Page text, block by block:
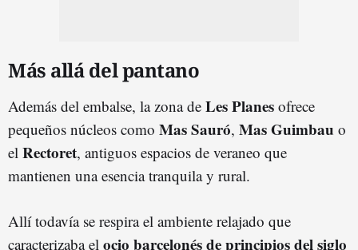
Más allá del pantano
Además del embalse, la zona de Les Planes ofrece
pequeños núcleos como Mas Sauró, Mas Guimbau o
el Rectoret, antiguos espacios de veraneo que
mantienen una esencia tranquila y rural.
Allí todavía se respira el ambiente relajado que
caracterizaba el ocio barcelonés de principios del siglo